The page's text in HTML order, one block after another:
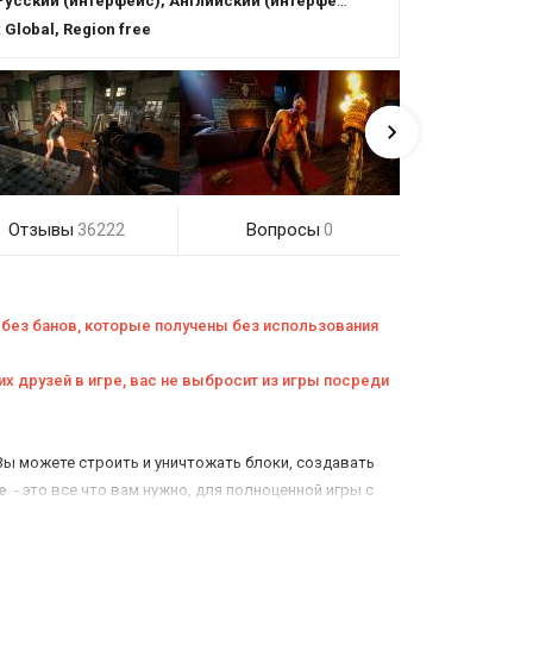
Global, Region free
Отзывы 36222 Вопросы 0
банов, которые получены без использования
друзей в игре, вас не выбросит из игры посреди
можете строить и уничтожать блоки, создавать
- это все что вам нужно, для полноценной игры с
времени вы просто собираете ресурсы, чтобы